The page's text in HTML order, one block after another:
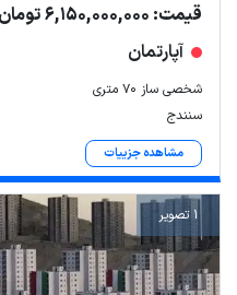
قیمت: 6,150,000,000 تومان
آپارتمان
شخصی ساز 70 متری
سنندج
مشاهده جزییات
1 تصویر